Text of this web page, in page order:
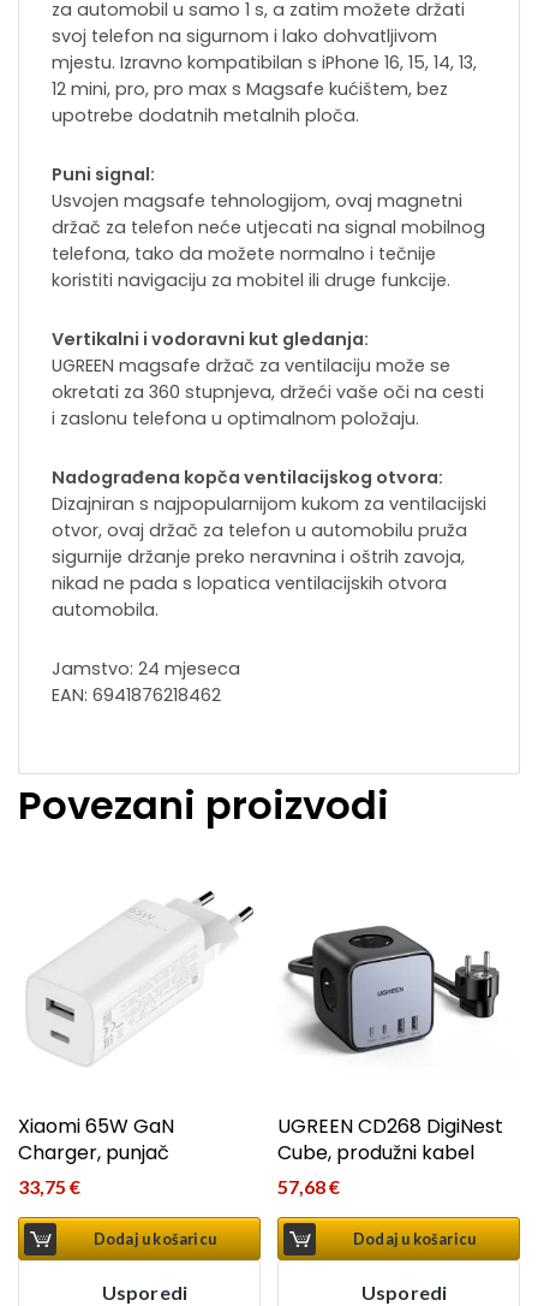
za automobil u samo 1 s, a zatim možete držati
svoj telefon na sigurnom i lako dohvatljivom
mjestu. Izravno kompatibilan s iPhone 16, 15, 14, 13,
12 mini, pro, pro max s Magsafe kućištem, bez
upotrebe dodatnih metalnih ploča.
Puni signal:
Usvojen magsafe tehnologijom, ovaj magnetni
držač za telefon neće utjecati na signal mobilnog
telefona, tako da možete normalno i tečnije
koristiti navigaciju za mobitel ili druge funkcije.
Vertikalni i vodoravni kut gledanja:
UGREEN magsafe držač za ventilaciju može se
okretati za 360 stupnjeva, držeći vaše oči na cesti
i zaslonu telefona u optimalnom položaju.
Nadograđena kopča ventilacijskog otvora:
Dizajniran s najpopularnijom kukom za ventilacijski
otvor, ovaj držač za telefon u automobilu pruža
sigurnije držanje preko neravnina i oštrih zavoja,
nikad ne pada s lopatica ventilacijskih otvora
automobila.
Jamstvo: 24 mjeseca
EAN: 6941876218462
Povezani proizvodi
Xiaomi 65W GaN
Charger, punjač
33,75 €
Dodaj u košaricu
Usporedi
UGREEN CD268 DigiNest
Cube, produžni kabel
57,68€
Dodaj u košaricu
Usporedi